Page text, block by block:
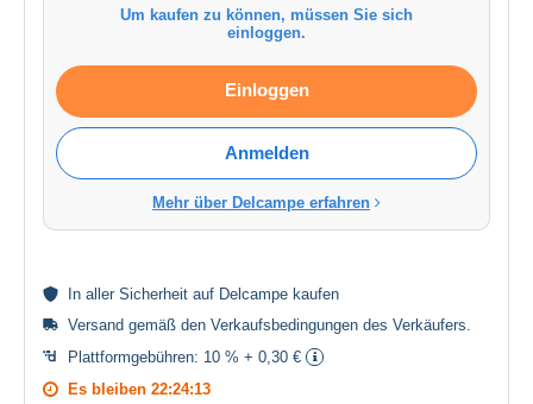
Um kaufen zu können, müssen Sie sich
einloggen.
Einloggen
Anmelden
Mehr über Delcampe erfahren
In aller Sicherheit auf Delcampe kaufen
Versand gemäß den Verkaufsbedingungen des Verkäufers
Plattformgebühren: 10 % + 0,30 €
Es bleiben 22:24:12